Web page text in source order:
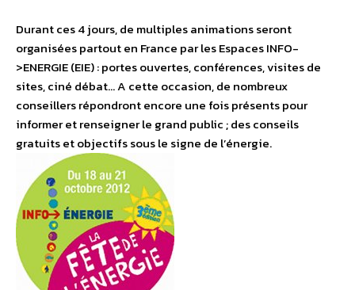
Durant ces 4 jours, de multiples animations seront
organisées partout en France par les Espaces INFO-
>ENERGIE (EIE) : portes ouvertes, conférences, visites de
sites, ciné débat… A cette occasion, de nombreux
conseillers répondront encore une fois présents pour
informer et renseigner le grand public ; des conseils
gratuits et objectifs sous le signe de l’énergie.